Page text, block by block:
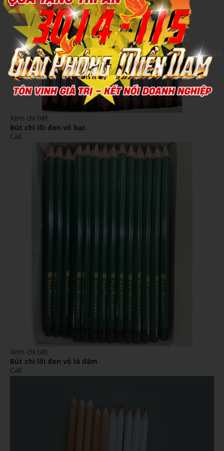
Xem chi tiết
Bút chì lõi đen vỏ bạc
Call
Xem chi tiết
Bút chì lõi đen vỏ lá đậm
Call